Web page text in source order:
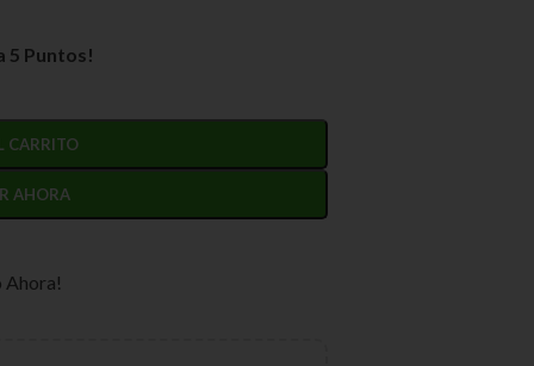
5 Puntos!
CARRITO
AHORA
Ahora!